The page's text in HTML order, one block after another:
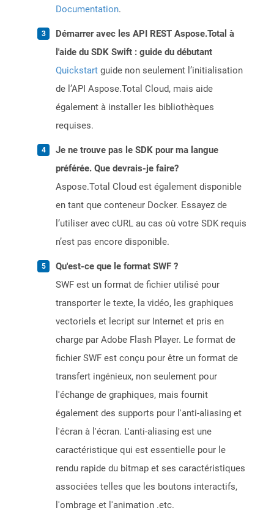
Documentation.
Démarrer avec les API REST Aspose.Total à
l'aide du SDK Swift : guide du débutant
Quickstart guide non seulement l’initialisation
de l’API Aspose.Total Cloud, mais aide
également à installer les bibliothèques
requises.
Je ne trouve pas le SDK pour ma langue
préférée. Que devrais-je faire?
Aspose.Total Cloud est également disponible
en tant que conteneur Docker. Essayez de
l’utiliser avec cURL au cas où votre SDK requis
n’est pas encore disponible.
Qu'est-ce que le format SWF ?
SWF est un format de fichier utilisé pour
transporter le texte, la vidéo, les graphiques
vectoriels et lecript sur Internet et pris en
charge par Adobe Flash Player. Le format de
fichier SWF est conçu pour être un format de
transfert ingénieux, non seulement pour
l'échange de graphiques, mais fournit
également des supports pour l'anti-aliasing et
l'écran à l'écran. L'anti-aliasing est une
caractéristique qui est essentielle pour le
rendu rapide du bitmap et ses caractéristiques
associées telles que les boutons interactifs,
l'ombrage et l'animation .etc.